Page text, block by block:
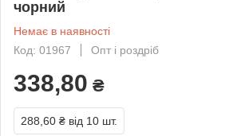
чорний
Немає в наявності
Код: 01967
Опт і роздріб
338,80 ₴
288,60 ₴ від 10 шт.